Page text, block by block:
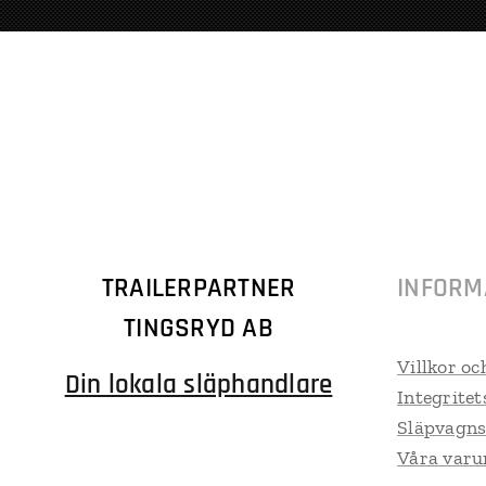
TRAILERPARTNER
TINGSRYD AB
Din lokala släphandlare
Villkor
Våra